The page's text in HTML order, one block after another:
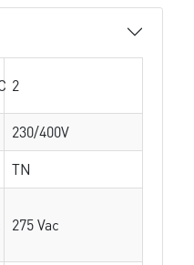
2
230/400V
TN
275 Vac